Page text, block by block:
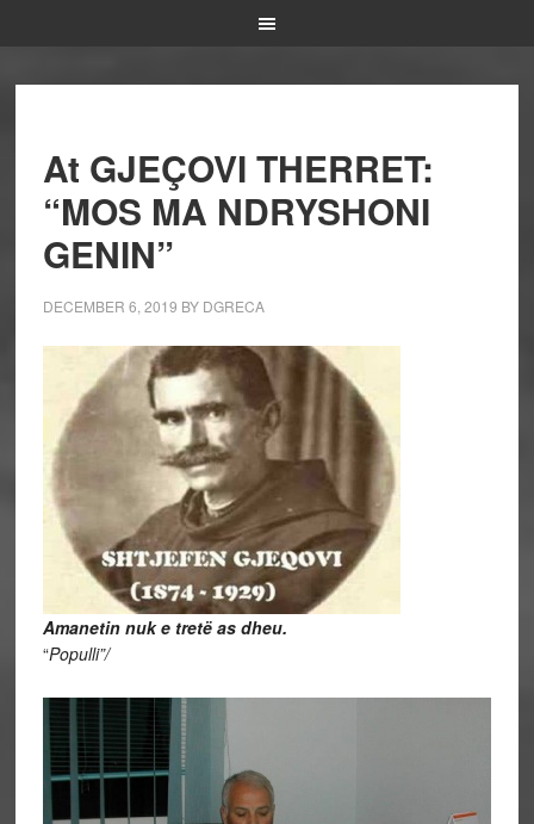
At GJEÇOVI THERRET:
“MOS MA NDRYSHONI
GENIN”
DECEMBER 6, 2019 BY DGRECA
Amanetin nuk e tretë as dheu.
“Populli”/